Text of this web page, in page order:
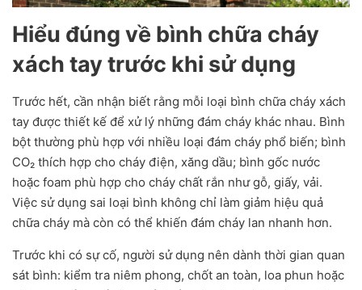
Hiểu đúng về bình chữa cháy
xách tay trước khi sử dụng
Trước hết, cần nhận biết rằng mỗi loại bình chữa cháy xách
tay được thiết kế để xử lý những đám cháy khác nhau. Bình
bột thường phù hợp với nhiều loại đám cháy phổ biến; bình
CO₂ thích hợp cho cháy điện, xăng dầu; bình gốc nước
hoặc foam phù hợp cho cháy chất rắn như gỗ, giấy, vải.
Việc sử dụng sai loại bình không chỉ làm giảm hiệu quả
chữa cháy mà còn có thể khiến đám cháy lan nhanh hơn.
Trước khi có sự cố, người sử dụng nên dành thời gian quan
sát bình: kiểm tra niêm phong, chốt an toàn, loa phun hoặc